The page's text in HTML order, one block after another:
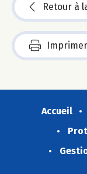
Retour à
Accueil